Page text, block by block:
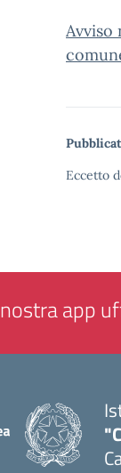
Avviso
Eccetto
app